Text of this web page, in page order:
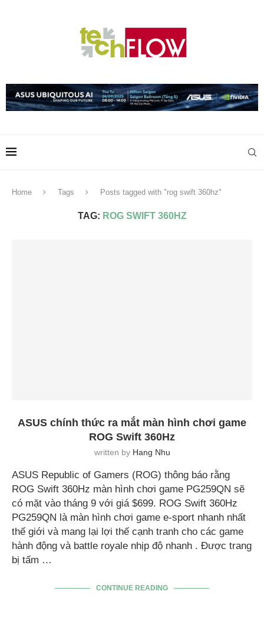
Home Tags Posts tagged with "rog swift 360hz"
TAG: ROG SWIFT 360HZ
ASUS chính thức ra mắt màn hình chơi game
ROG Swift 360Hz
written by Hang Nhu
ASUS Republic of Gamers (ROG) thông báo rằng
ROG Swift 360Hz màn hình chơi game PG259QN sẽ
có mặt vào tháng 9 với giá $699. ROG Swift 360Hz
PG259QN là màn hình chơi game e-sport nhanh nhất
thế giới và mang lại lợi thế cạnh tranh cho các game
hành động và battle royale nhịp độ nhanh . Được trang
bị tấm …
CONTINUE READING